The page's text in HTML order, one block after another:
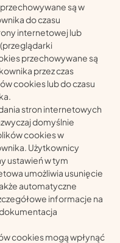
są w
do czasu
internetowej lub
przechowywane są
przez czas
cookies lub do czasu
stron internetowych
domyślnie
cookies w
Użytkownicy
ustawień w tym
umożliwia usunięcie
automatyczne
informacje na
cookies mogą wpłynąć